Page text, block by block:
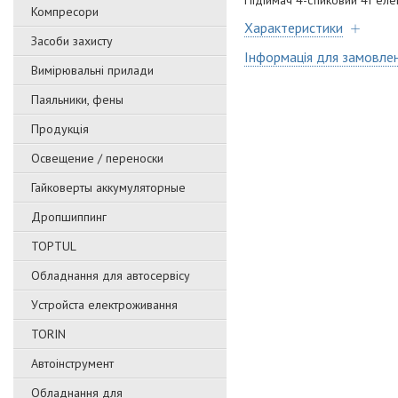
Компресори
Засоби захисту
Вимірювальні прилади
Паяльники, фены
Продукція
Освещение / переноски
Гайковерты аккумуляторные
Дропшиппинг
TOPTUL
Обладнання для автосервісу
Уcтpoйстa елeктpoживання
TORIN
Автоінструмент
Обладнання для
Характеристики
Інформація для